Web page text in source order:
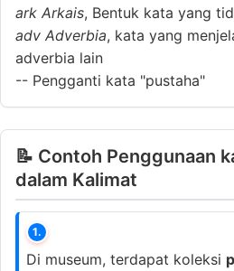
ark Arkais, Bentuk kata yang
adv Adverbia, kata yang
adverbia lain
-- Pengganti kata "pustaha"
📝 Contoh Penggunaan
dalam Kalimat
1.
Di museum, terdapat koleksi